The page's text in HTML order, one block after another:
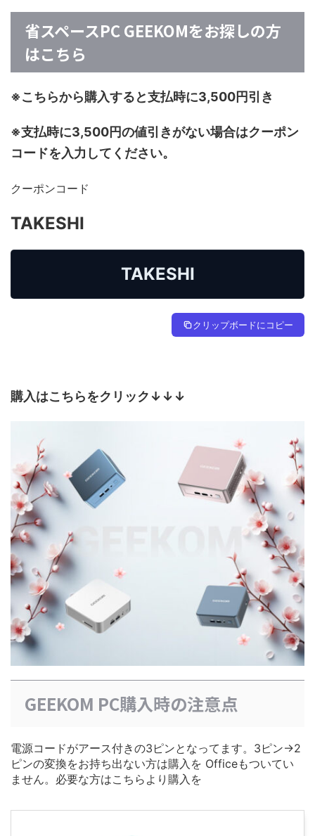
省スペースPC GEEKOMをお探しの方
はこちら
※こちらから購入すると支払時に3,500円引き
※支払時に3,500円の値引きがない場合はクーポン
コードを入力してください。
クーポンコード
TAKESHI
TAKESHI
クリップボードにコピー
購入はこちらをクリック↓↓↓
GEEKOM PC購入時の注意点
電源コードがアース付きの3ピンとなってます。3ピン→2
ピンの変換をお持ち出ない方は購入を Officeもついてい
ません。必要な方はこちらより購入を